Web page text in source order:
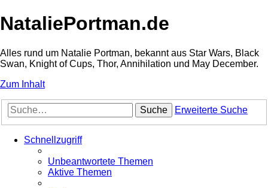
NataliePortman.de
Alles rund um Natalie Portman, bekannt aus Star Wars, Black
Swan, Knight of Cups, Thor, Annihilation und May December.
Zum Inhalt
Suche Erweiterte Suche
Schnellzugriff
Unbeantwortete Themen
Aktive Themen